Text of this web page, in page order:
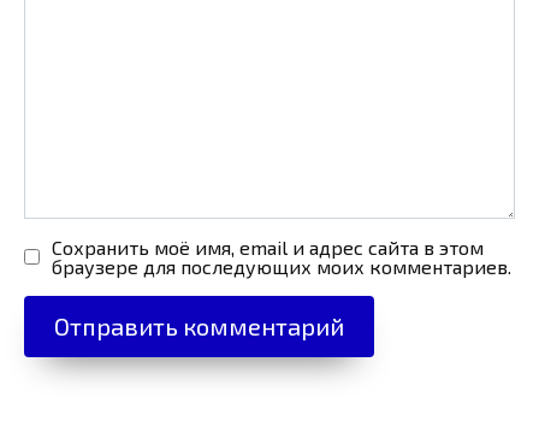
Сохранить моё имя, email и адрес сайта в этом
браузере для последующих моих комментариев.